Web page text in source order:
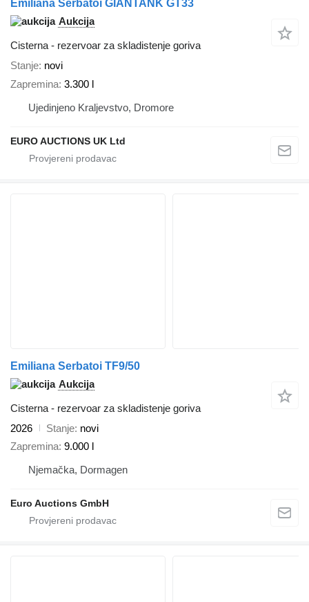
Emiliana Serbatoi GIANTANK GT33
Aukcija
Cisterna - rezervoar za skladistenje goriva
Stanje novi
Zapremina 3.300 l
Ujedinjeno Kraljevstvo, Dromore
EURO AUCTIONS UK Ltd
Emiliana Serbatoi TF9/50
Aukcija
Cisterna - rezervoar za skladistenje goriva
2026
Stanje novi
Zapremina 9.000 l
Njemačka, Dormagen
Euro Auctions GmbH